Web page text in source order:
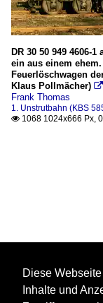
DR 30 50 949 4606-
ein aus einem
Feuerlöschwagen
Klaus Pollmächer) 
Frank Thomas
1. Unstrutbahn (KBS
 1068 1024x666 Px,
Diese
Inhalte und